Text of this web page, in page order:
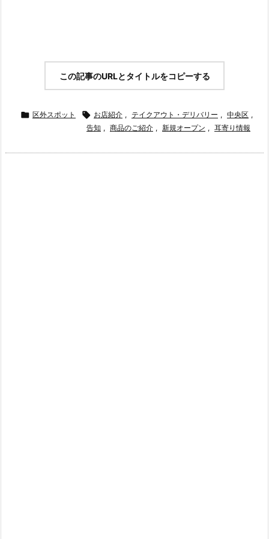
この記事のURLとタイトルをコピーする
 区外スポット  お店紹介 , テイクアウト・デリバリー , 中央区 ,
告知 , 商品のご紹介 , 新規オープン , 耳寄り情報